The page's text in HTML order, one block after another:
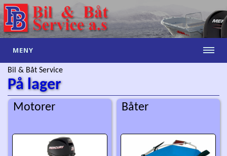
MENY
Bil & Båt Service
På lager
Motorer Båter